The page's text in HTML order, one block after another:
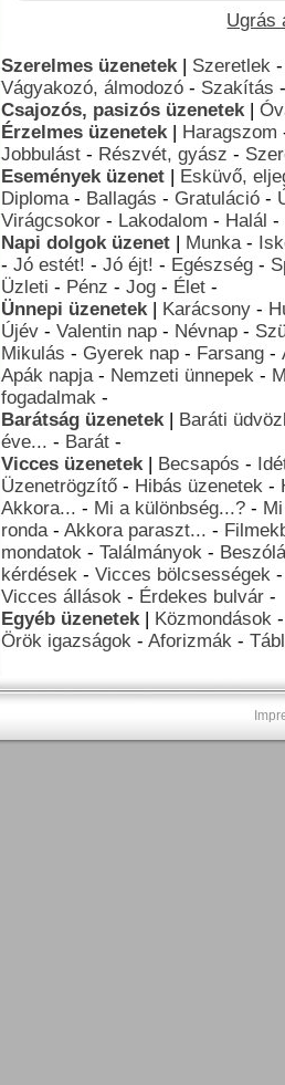
Ugrás
Szerelmes üzenetek| Szeretlek
Vágyakozó, álmodozó - Szakítás
Csajozós, pasizós üzenetek|
Érzelmes üzenetek| Haragszom
Jobbulást - Részvét, gyász -
Események üzenet | Esküvő,
Diploma- Ballagás - Gratuláció -
Virágcsokor - Lakodalom - Halál -
Napi dolgok üzenet | Munka-
- Jó estét! - Jó éjt! - Egészség -
Üzleti - Pénz - Jog - Élet -
Ünnepi üzenetek| Karácsony -
Újév - Valentin nap - Névnap -
Mikulás - Gyerek nap - Farsang -
Apák napja- Nemzeti ünnepek -
fogadalmak -
Barátság üzenetek| Baráti
éve... - Barát -
Vicces üzenetek| Becsapós -
Üzenetrögzítő - Hibás üzenetek -
Akkora... - Mi a különbség...? -
ronda- Akkora paraszt... -
mondatok - Találmányok -
kérdések - Vicces bölcsességek
Vicces állások - Érdekes bulvár -
Egyéb üzenetek| Közmondások
Örök igazságok - Aforizmák -